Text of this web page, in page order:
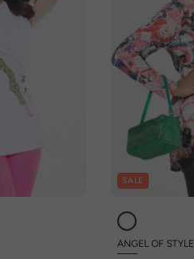
SALE
ANGEL OF STYLE